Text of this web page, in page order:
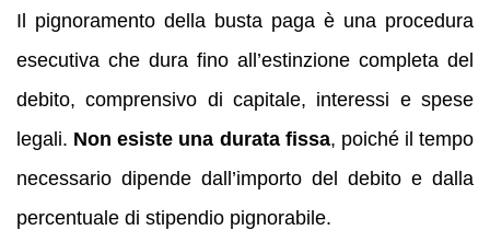
Il pignoramento della busta paga è una procedura
esecutiva che dura fino all’estinzione completa del
debito, comprensivo di capitale, interessi e spese
legali. Non esiste una durata fissa, poiché il tempo
necessario dipende dall’importo del debito e dalla
percentuale di stipendio pignorabile.